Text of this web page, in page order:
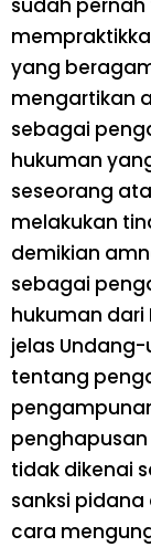
sudah
yang
mengartikan
sebagai
hukuman
seseorang
melakukan
demikian
sebagai
hukuman dari
jelas Undang-
tentang
tidak dikenai
sanksi
cara